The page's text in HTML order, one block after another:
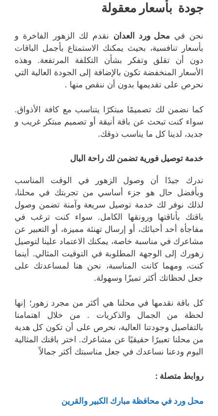
جودة بأسعار معقولة
نحن في محل ورد العدان نقدم لك الزهور الفاخرة و
بأسعار تنافسية، بحيث يمكنك الاستمتاع بأجمل الباقات
دون أن تقلق وتفكر بشأن التكلفة المرتفعة. وهذه
الأسعار المنخفضة تكون بالإضافة إلى الجودة العالية التي
نحرص على تقديمها بدون أن ننقص منها .
كما نضمن لك تصميمًا مبتكرًا يتناسب مع كافة الأذواق.
سواء كنت تبحث عن باقة أنيقة أو تصميم مبتكر غريب و
جديد، لدينا كل ما يناسب ذوقك.
خدمة توصيل فورية تضمن لك راحة البال
ندرك جيدًا أن وصول الزهور في الوقت المناسب
وبأفضل حال هو جزء أساسي من تجربتك في محلنا،
لذلك نوفر لك خدمة توصيل سريعة وآمنة تضمن وصول
باقتك بأناقتها ورونقها الكامل. سواء كنت ترغب في
مفاجأة أحد أحبائك، أو إرسال تهنئة مميزة، أو التعبير عن
مشاعرك في مناسبة خاصة، يمكنك الاعتماد علينا لتوصيل
زهورك إلى الوجهة المطلوبة في التوقيت المثالي. أينما
كنت، ومهما كانت المناسبة، نحن هنا لمساعدتك على
جعل لحظاتك أكثر تميزًا وسهولة.
كل باقة نقدمها في محلنا هي أكثر من مجرد زهور؛ إنها
لحظة من الجمال والذكريات . من خلال اهتمامنا
بالتفاصيل وجودتنا العالية، نحرص على أن تكون كل هدية
من محلنا تعبيرًا حقيقيًا عن مشاعرك. اختر باقتك المثالية
اليوم ودعنا نساعدك في جعل مناسبتك أكثر جمالاً
روابط متصلة :
محل ورد في محافظة مبارك الكبير والقرين